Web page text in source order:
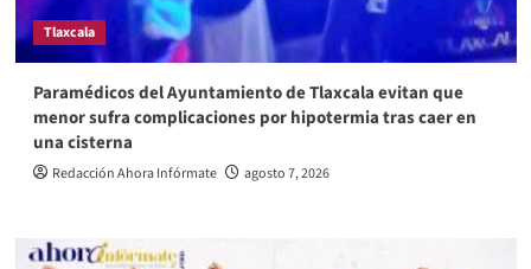
Tlaxcala
Paramédicos del Ayuntamiento de Tlaxcala evitan que
menor sufra complicaciones por hipotermia tras caer en
una cisterna
Redacción Ahora Infórmate agosto 7, 2026